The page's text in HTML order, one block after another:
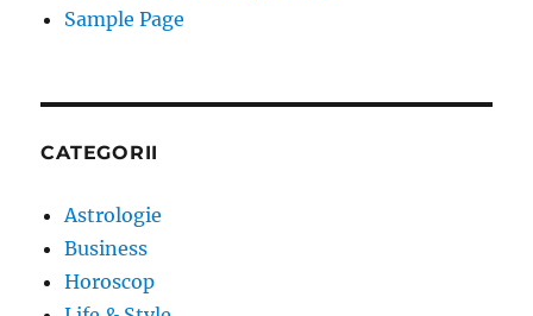
Sample Page
CATEGORII
Astrologie
Business
Horoscop